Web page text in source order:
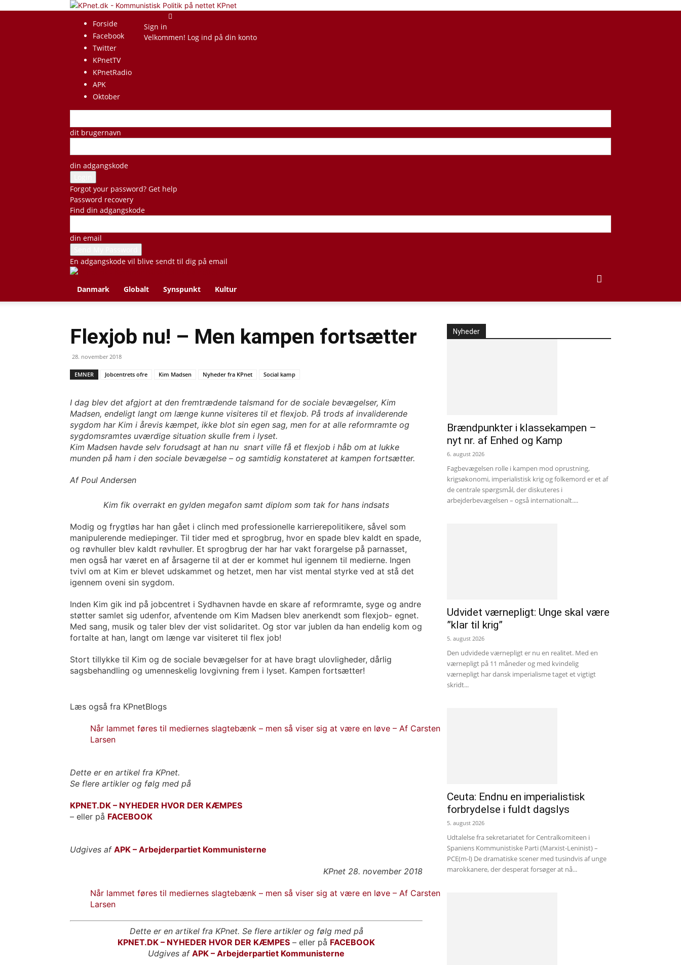
KPnet
Forside
Facebook
Twitter
KPnetTV
KPnetRadio
APK
Oktober
Sign in
Velkommen! Log ind på din konto
dit brugernavn
din adgangskode
Forgot your password? Get help
Password recovery
Find din adgangskode
din email
En adgangskode vil blive sendt til dig på email
Danmark Globalt Synspunkt Kultur
Flexjob nu! – Men kampen fortsætter
28. november 2018
EMNER Jobcentrets ofre Kim Madsen Nyheder fra KPnet Social kamp
I dag blev det afgjort at den fremtrædende talsmand for de sociale bevægelser, Kim
Madsen, endeligt langt om længe kunne visiteres til et flexjob. På trods af invaliderende
sygdom har Kim i årevis kæmpet, ikke blot sin egen sag, men for at alle reformramte og
sygdomsramtes uværdige situation skulle frem i lyset.
Kim Madsen havde selv forudsagt at han nu snart ville få et flexjob i håb om at lukke
munden på ham i den sociale bevægelse – og samtidig konstateret at kampen fortsætter.
Af Poul Andersen
Kim fik overrakt en gylden megafon samt diplom som tak for hans indsats
Modig og frygtløs har han gået i clinch med professionelle karrierepolitikere, såvel som
manipulerende mediepinger. Til tider med et sprogbrug, hvor en spade blev kaldt en spade,
og røvhuller blev kaldt røvhuller. Et sprogbrug der har har vakt forargelse på parnasset,
men også har været en af årsagerne til at der er kommet hul igennem til medierne. Ingen
tvivl om at Kim er blevet udskammet og hetzet, men har vist mental styrke ved at stå det
igennem oveni sin sygdom.
Inden Kim gik ind på jobcentret i Sydhavnen havde en skare af reformramte, syge og andre
støtter samlet sig udenfor, afventende om Kim Madsen blev anerkendt som flexjob- egnet.
Med sang, musik og taler blev der vist solidaritet. Og stor var jublen da han endelig kom og
fortalte at han, langt om længe var visiteret til flex job!
Stort tillykke til Kim og de sociale bevægelser for at have bragt ulovligheder, dårlig
sagsbehandling og umenneskelig lovgivning frem i lyset. Kampen fortsætter!
Læs også fra KPnetBlogs
Når lammet føres til mediernes slagtebænk – men så viser sig at være en løve – Af Carsten
Larsen
Dette er en artikel fra KPnet.
Se flere artikler og følg med på
KPNET.DK – NYHEDER HVOR DER KÆMPES
– eller på FACEBOOK
Udgives af APK – Arbejderpartiet Kommunisterne
KPnet 28. november 2018
Når lammet føres til mediernes slagtebænk – men så viser sig at være en løve – Af Carsten
Larsen
Dette er en artikel fra KPnet. Se flere artikler og følg med på
KPNET.DK – NYHEDER HVOR DER KÆMPES – eller på FACEBOOK
Udgives af APK – Arbejderpartiet Kommunisterne
Nyheder
Brændpunkter i klassekampen –
nyt nr. af Enhed og Kamp
6. august 2026
Fagbevægelsen rolle i kampen mod oprustning,
krigsøkonomi, imperialistisk krig og folkemord er et af
de centrale spørgsmål, der diskuteres i
arbejderbevægelsen – også internationalt....
Udvidet værnepligt: Unge skal være
”klar til krig”
5. august 2026
Den udvidede værnepligt er nu en realitet. Med en
værnepligt på 11 måneder og med kvindelig
værnepligt har dansk imperialisme taget et vigtigt
skridt...
Ceuta: Endnu en imperialistisk
forbrydelse i fuldt dagslys
5. august 2026
Udtalelse fra sekretariatet for Centralkomiteen i
Spaniens Kommunistiske Parti (Marxist-Leninist) –
PCE(m-l) De dramatiske scener med tusindvis af unge
marokkanere, der desperat forsøger at nå...